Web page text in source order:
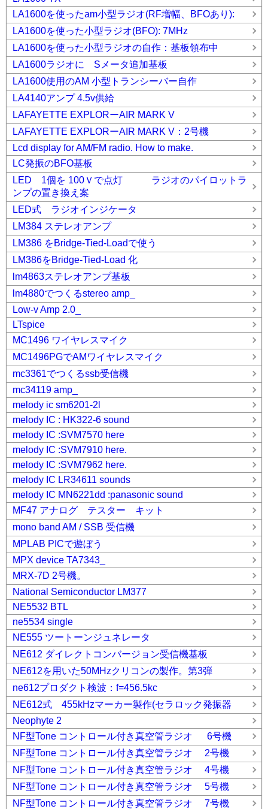
LA1600を使ったam小型ラジオ(RF増幅、BFOあり):
LA1600を使った小型ラジオ(BFO): 7MHz
LA1600を使った小型ラジオの自作：基板領布中
LA1600ラジオに Sメータ追加基板
LA1600使用のAM 小型トランシーバー自作
LA4140アンプ 4.5v供給
LAFAYETTE EXPLORーAIR MARK V
LAFAYETTE EXPLORーAIR MARK V：2号機
Lcd display for AM/FM radio. How to make.
LC発振のBFO基板
LED 1個を 100Ｖで点灯 ラジオのパイロットラ
ンプの置き換え案
LED式 ラジオインジケータ
LM384 ステレオアンプ
LM386 をBridge-Tied-Loadで使う
LM386をBridge-Tied-Load 化
lm4863ステレオアンプ基板
lm4880でつくるstereo amp_
Low-v Amp 2.0_
LTspice
MC1496 ワイヤレスマイク
MC1496PGでAMワイヤレスマイク
mc3361でつくるssb受信機
mc34119 amp_
melody ic sm6201-2l
melody IC : HK322-6 sound
melody IC :SVM7570 here
melody IC :SVM7910 here.
melody IC :SVM7962 here.
melody IC LR34611 sounds
melody IC MN6221dd :panasonic sound
MF47 アナログ テスター キット
mono band AM / SSB 受信機
MPLAB PICで遊ぼう
MPX device TA7343_
MRX-7D 2号機。
National Semiconductor LM377
NE5532 BTL
ne5534 single
NE555 ツートーンジュネレータ
NE612 ダイレクトコンバージョン受信機基板
NE612を用いた50MHzクリコンの製作。第3弾
ne612プロダクト検波：f=456.5kc
NE612式 455kHzマーカー製作(セラロック発振器
Neophyte 2
NF型Tone コントロール付き真空管ラジオ 6号機
NF型Tone コントロール付き真空管ラジオ 2号機
NF型Tone コントロール付き真空管ラジオ 4号機
NF型Tone コントロール付き真空管ラジオ 5号機
NF型Tone コントロール付き真空管ラジオ 7号機